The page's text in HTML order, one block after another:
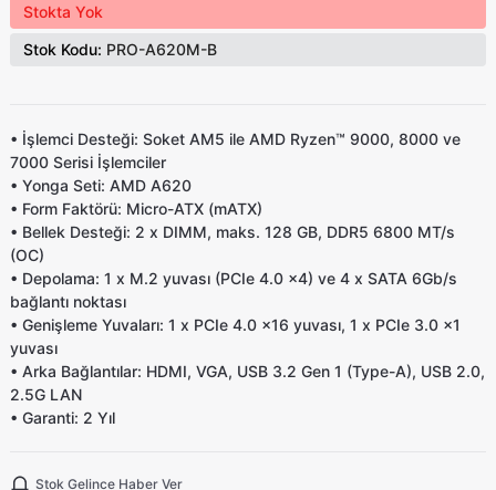
Stokta Yok
Stok Kodu: PRO-A620M-B
• İşlemci Desteği: Soket AM5 ile AMD Ryzen™ 9000, 8000 ve
7000 Serisi İşlemciler
• Yonga Seti: AMD A620
• Form Faktörü: Micro-ATX (mATX)
• Bellek Desteği: 2 x DIMM, maks. 128 GB, DDR5 6800 MT/s
(OC)
• Depolama: 1 x M.2 yuvası (PCIe 4.0 x4) ve 4 x SATA 6Gb/s
bağlantı noktası
• Genişleme Yuvaları: 1 x PCIe 4.0 x16 yuvası, 1 x PCIe 3.0 x1
yuvası
• Arka Bağlantılar: HDMI, VGA, USB 3.2 Gen 1 (Type-A), USB 2.0,
2.5G LAN
• Garanti: 2 Yıl
Stok Gelince Haber Ver